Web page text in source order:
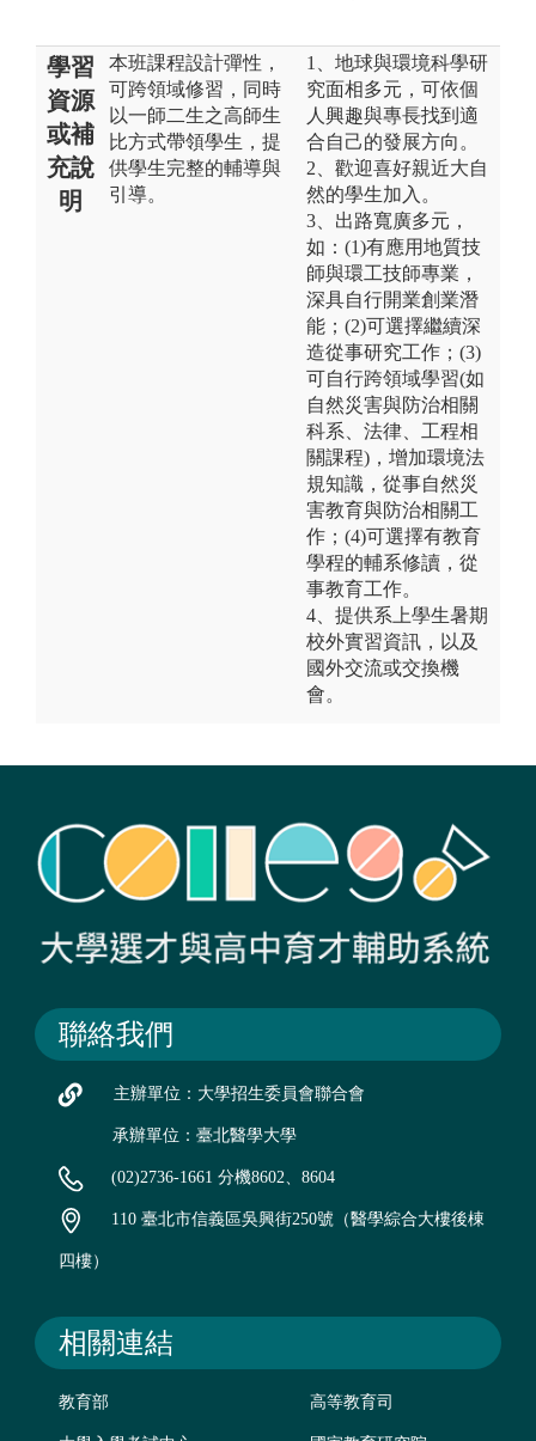
學習
資源
或補
充說
明
本班課程設計彈性，
可跨領域修習，同時
以一師二生之高師生
比方式帶領學生，提
供學生完整的輔導與
引導。
1、地球與環境科學研
究面相多元，可依個
人興趣與專長找到適
合自己的發展方向。
2、歡迎喜好親近大自
然的學生加入。
3、出路寬廣多元，
如：(1)有應用地質技
師與環工技師專業，
深具自行開業創業潛
能；(2)可選擇繼續深
造從事研究工作；(3)
可自行跨領域學習(如
自然災害與防治相關
科系、法律、工程相
關課程)，增加環境法
規知識，從事自然災
害教育與防治相關工
作；(4)可選擇有教育
學程的輔系修讀，從
事教育工作。
4、提供系上學生暑期
校外實習資訊，以及
國外交流或交換機
會。
聯絡我們
主辦單位：大學招生委員會聯合會
承辦單位：臺北醫學大學
(02)2736-1661 分機8602、8604
110 臺北市信義區吳興街250號（醫學綜合大樓後棟
四樓）
相關連結
教育部 高等教育司